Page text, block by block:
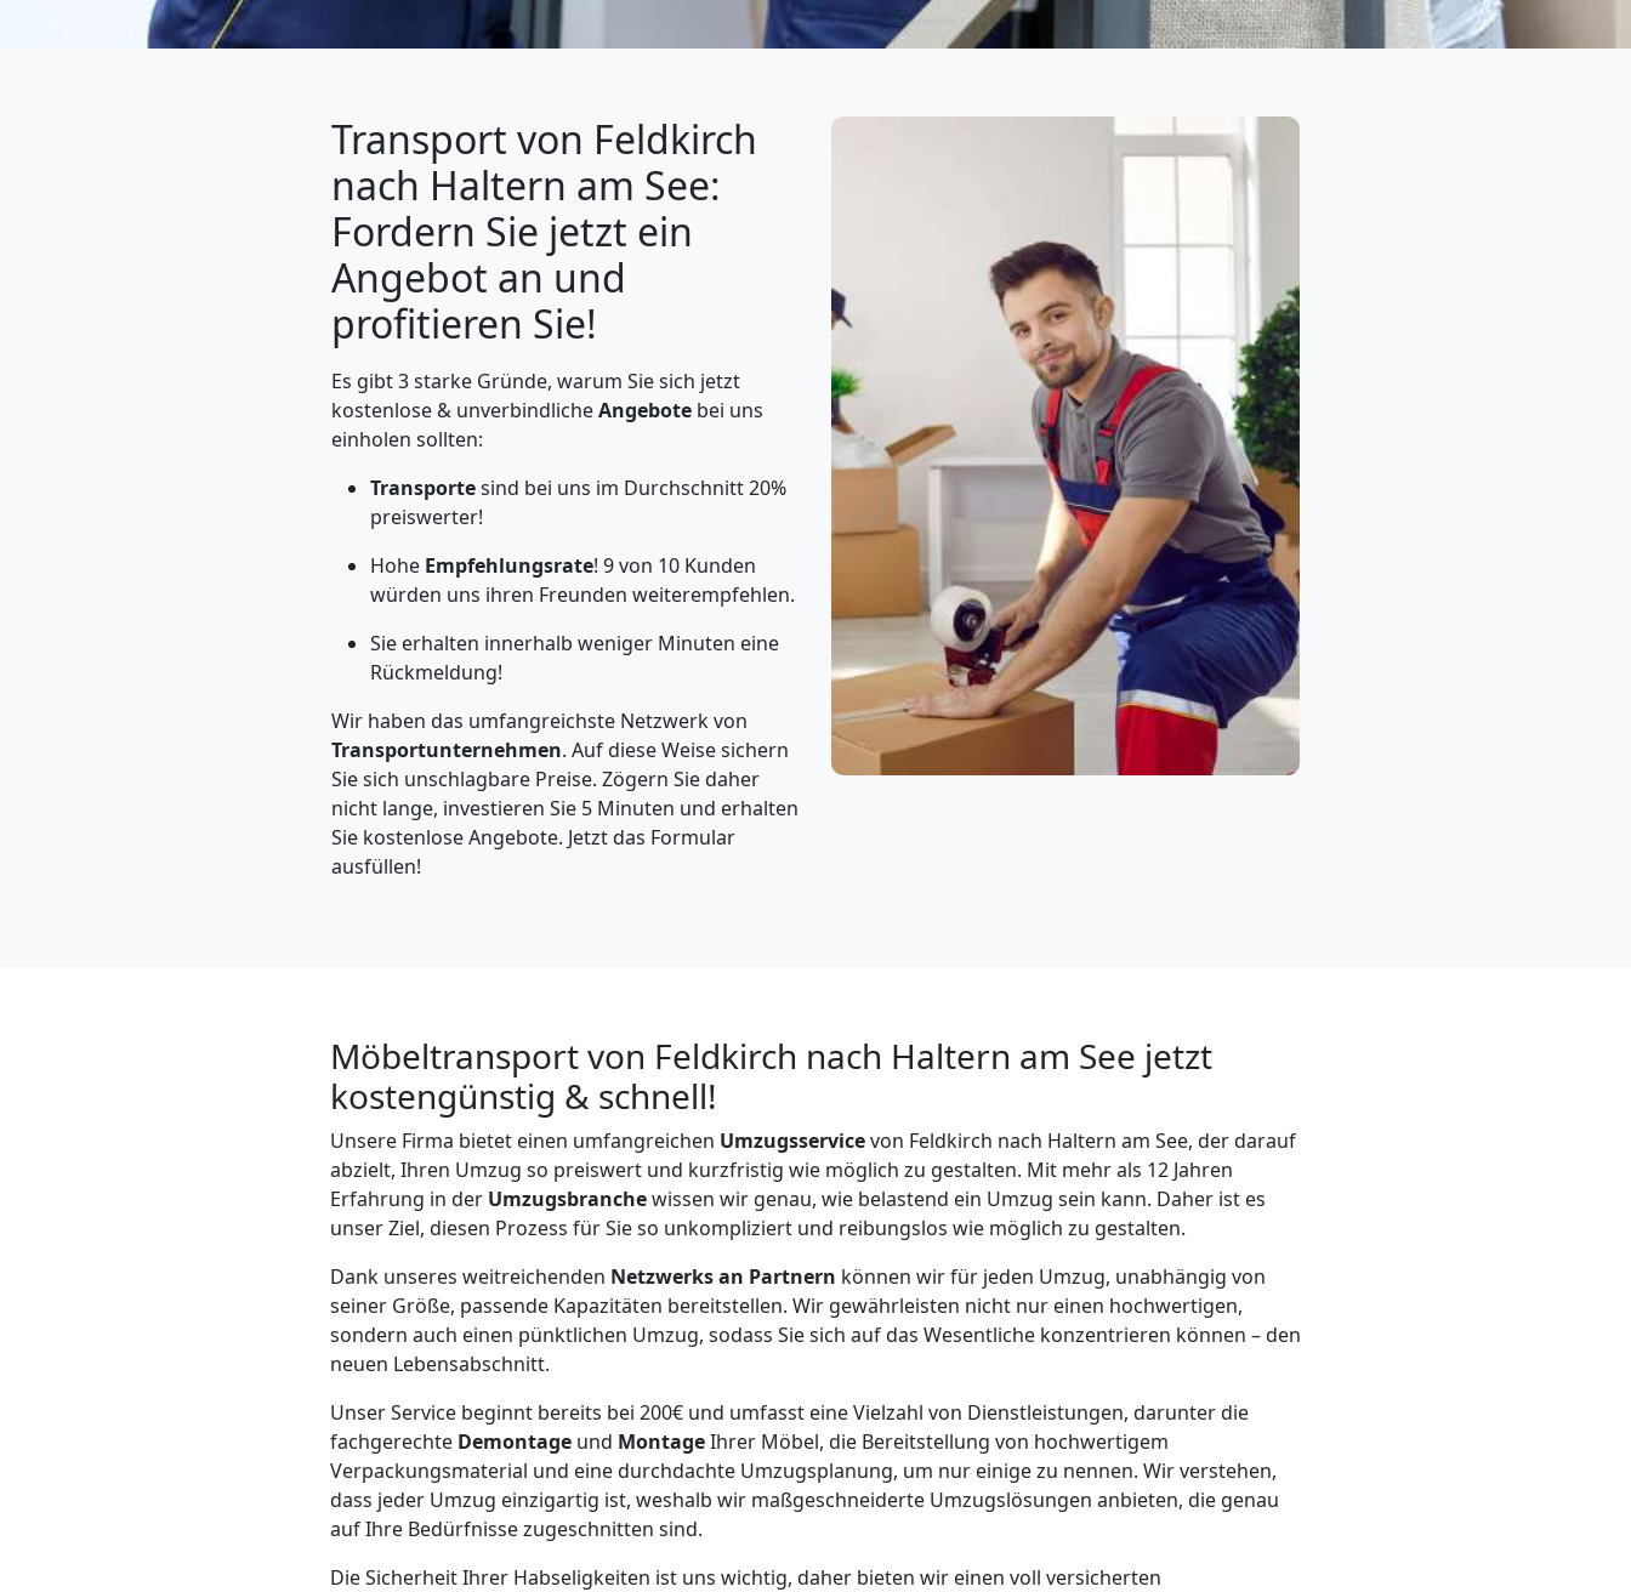
Transport von Feldkirch
nach Haltern am See:
Fordern Sie jetzt ein
Angebot an und
profitieren Sie!
Es gibt 3 starke Gründe, warum Sie sich jetzt
kostenlose & unverbindlicheAngebote bei uns
einholen sollten:
Transportesind bei uns im Durchschnitt 20%
preiswerter!
Hohe Empfehlungsrate! 9 von 10 Kunden
würden uns ihren Freunden weiterempfehlen.
Sie erhalten innerhalb weniger Minuten eine
Rückmeldung!
Wir haben das umfangreichste Netzwerk von
Transportunternehmen. Auf diese Weise sichern
Sie sich unschlagbare Preise. Zögern Sie daher
nicht lange, investieren Sie 5 Minuten und erhalten
Sie kostenlose Angebote. Jetzt das Formular
ausfüllen!
Möbeltransport von Feldkirch nach Haltern am See jetzt
kostengünstig & schnell!
Unsere Firma bietet einen umfangreichen Umzugsservicevon Feldkirch nach Haltern am See, der darauf
abzielt, Ihren Umzug so preiswert und kurzfristig wie möglich zu gestalten. Mit mehr als 12 Jahren
Erfahrung in der Umzugsbranchewissen wir genau, wie belastend ein Umzug sein kann. Daher ist es
unser Ziel, diesen Prozess für Sie so unkompliziert und reibungslos wie möglich zu gestalten.
Dank unseres weitreichenden Netzwerks an Partnern können wir für jeden Umzug, unabhängig von
seiner Größe, passende Kapazitäten bereitstellen. Wir gewährleisten nicht nur einen hochwertigen,
sondern auch einen pünktlichen Umzug, sodass Sie sich auf das Wesentliche konzentrieren können – den
neuen Lebensabschnitt.
Unser Service beginnt bereits bei 200€ und umfasst eine Vielzahl von Dienstleistungen, darunter die
fachgerechte Demontage und MontageIhrer Möbel, die Bereitstellung von hochwertigem
Verpackungsmaterial und eine durchdachte Umzugsplanung, um nur einige zu nennen. Wir verstehen,
dass jeder Umzug einzigartig ist, weshalb wir maßgeschneiderte Umzugslösungen anbieten, die genau
auf Ihre Bedürfnisse zugeschnitten sind.
Die Sicherheit Ihrer Habseligkeiten ist uns wichtig, daher bieten wir einen voll versicherten